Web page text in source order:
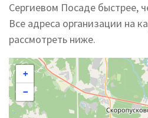
Сергиевом Посаде быстрее,
Все адреса организации на
рассмотреть ниже.
+
−